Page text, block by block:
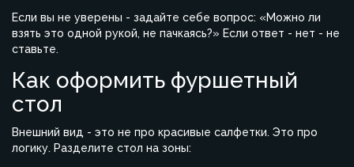
Если вы не уверены - задайте себе вопрос: «Можно ли
взять это одной рукой, не пачкаясь?» Если ответ - нет - не
ставьте.
Как оформить фуршетный
стол
Внешний вид - это не про красивые салфетки. Это про
логику. Разделите стол на зоны: